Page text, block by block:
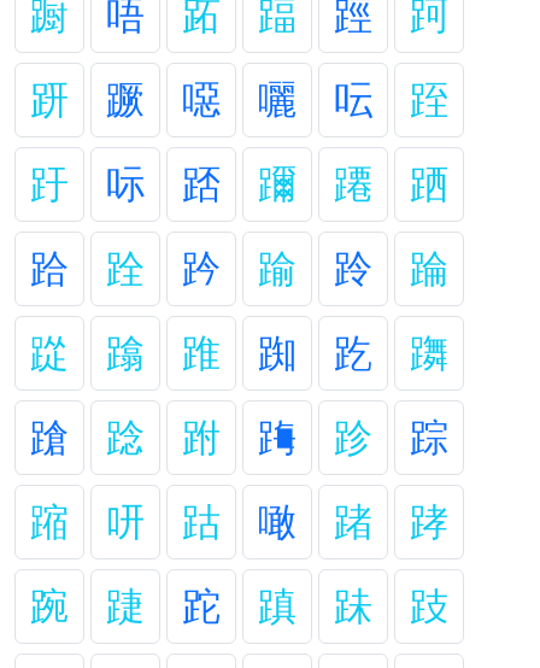
蹰
唔 跖 踾 踁
跒
趼
蹶 噁 囇 呍
跮
趶
呩 踎 躎 蹮
跴
跲
跧 趻 踰 跉
踚
踨
蹹 踓 踟 趷
躌
蹌
踗 跗 踇 跈
踪
蹜
咞 跍 噉 踷
踍
踠
踕 跎 蹎 跊
跂